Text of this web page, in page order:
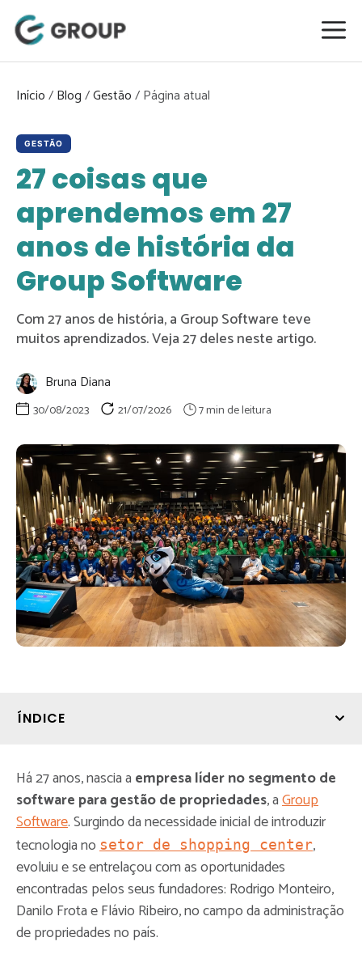
para
conteúdo
Início/Blog/Gestão/
GESTÃO
27 coisas que
aprendemos em 27
anos de história da
Group Software
Com 27 anos de história, a Group Software teve
muitos aprendizados. Veja 27 deles neste artigo.
Bruna Diana
30/08/2023 21/07/2026
ÍNDICE
Há 27 anos, nascia a empresa líder no segmento de
software para gestão de propriedades, aGroup
Software. Surgindo da necessidade inicial de introduzir
tecnologia no setor de shopping center,
evoluiu e se entrelaçou com as oportunidades
encontradas pelos seus fundadores: Rodrigo Monteiro,
Danilo Frota e Flávio Ribeiro, no campo da administração
de propriedades no país.